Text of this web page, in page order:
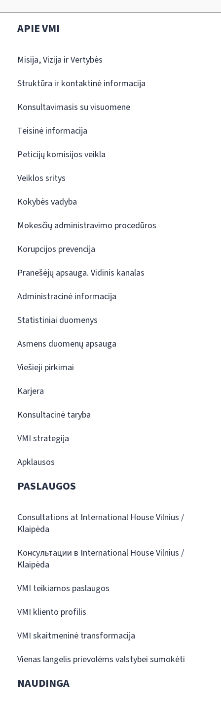
APIE VMI
Misija, Vizija ir Vertybės
Struktūra ir kontaktinė informacija
Konsultavimasis su visuomene
Teisinė informacija
Peticijų komisijos veikla
Veiklos sritys
Kokybės vadyba
Mokesčių administravimo procedūros
Korupcijos prevencija
Pranešėjų apsauga. Vidinis kanalas
Administracinė informacija
Statistiniai duomenys
Asmens duomenų apsauga
Viešieji pirkimai
Karjera
Konsultacinė taryba
VMI strategija
Apklausos
PASLAUGOS
Consultations at International House Vilnius /
Klaipėda
Консультации в International House Vilnius /
Klaipėda
VMI teikiamos paslaugos
VMI kliento profilis
VMI skaitmeninė transformacija
Vienas langelis prievolėms valstybei sumokėti
NAUDINGA